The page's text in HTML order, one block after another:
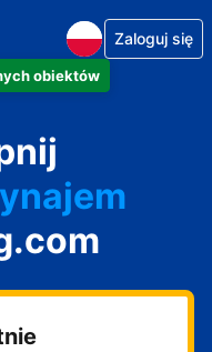
obiektów
Zaloguj się